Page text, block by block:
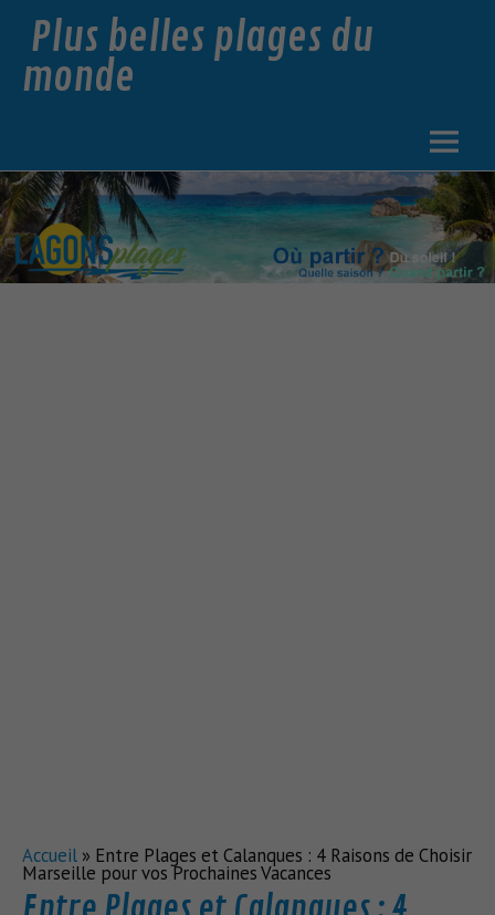
Plus belles plages du
monde
Accueil » Entre Plages et Calanques : 4 Raisons de Choisir
Marseille pour vos Prochaines Vacances